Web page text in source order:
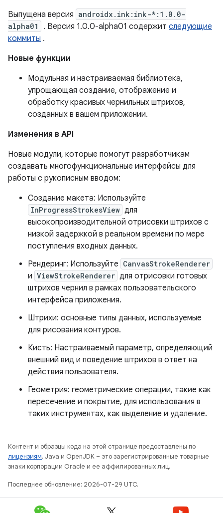
Выпущена версия androidx.ink:ink-*:1.0.0-
alpha01
. Версия 1.0.0-alpha01 содержит следующие
коммиты .
Новые функции
Модульная и настраиваемая библиотека,
упрощающая создание, отображение и
обработку красивых чернильных штрихов,
созданных в вашем приложении.
Изменения в API
Новые модули, которые помогут разработчикам
создавать многофункциональные интерфейсы для
работы с рукописным вводом:
Создание макета: Используйте
InProgressStrokesView для
высокопроизводительной отрисовки штрихов с
низкой задержкой в ​​реальном времени по мере
поступления входных данных.
Рендеринг: Используйте CanvasStrokeRenderer
и ViewStrokeRenderer для отрисовки готовых
штрихов чернил в рамках пользовательского
интерфейса приложения.
Штрихи: основные типы данных, используемые
для рисования контуров.
Кисть: Настраиваемый параметр, определяющий
внешний вид и поведение штрихов в ответ на
действия пользователя.
Геометрия: геометрические операции, такие как
пересечение и покрытие, для использования в
таких инструментах, как выделение и удаление.
Контент и образцы кода на этой странице предоставлены по
лицензиям. Java и OpenJDK – это зарегистрированные товарные
знаки корпорации Oracle и ее аффилированных лиц.
Последнее обновление: 2026-07-29 UTC.